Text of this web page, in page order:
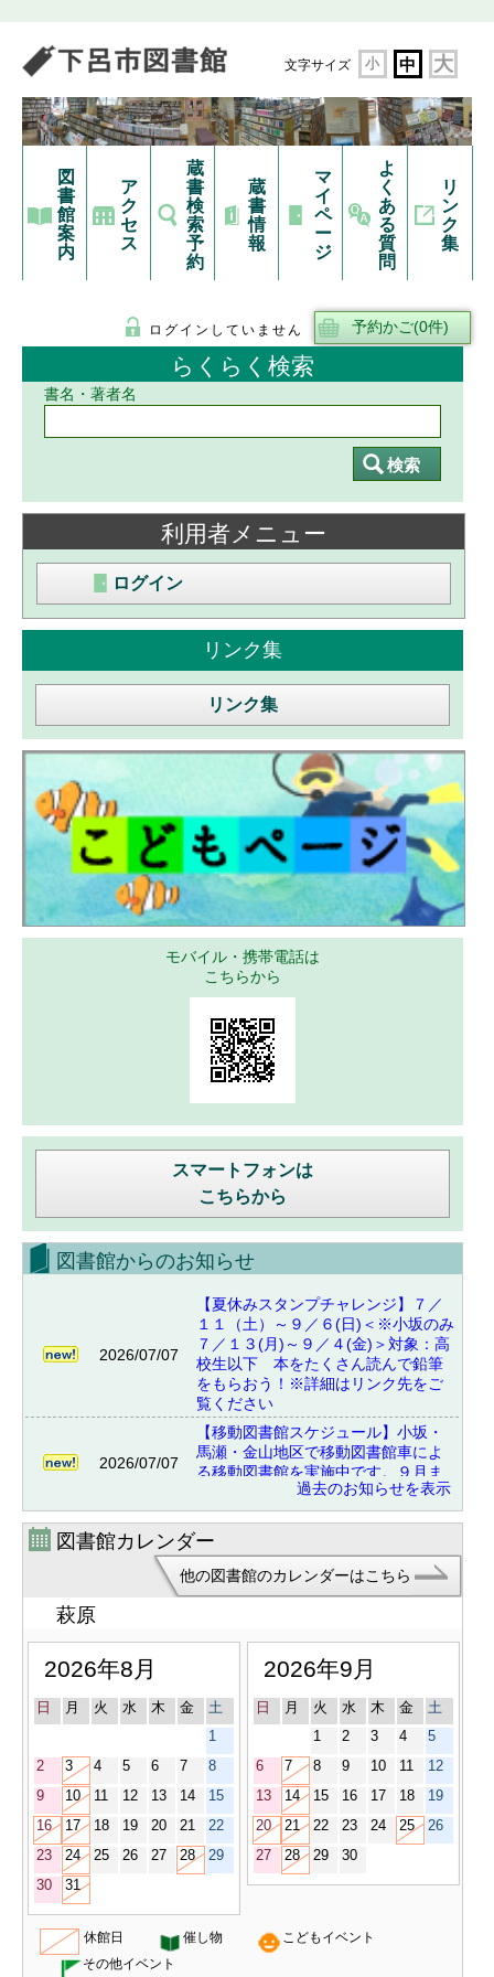
文字サイズ 小 中 大
図
書
館
案
内
ア
ク
セ
ス
蔵
書
検
索
予
約
蔵
書
情
報
マ
イ
ペ
ー
ジ
よ
く
あ
る
質
問
リ
ン
ク
集
ログインしていません
らくらく検索
書名・著者名
利用者メニュー
ログイン
リンク集
リンク集
モバイル・携帯電話は
こちらから
スマートフォンは
こちらから
図書館からのお知らせ
2026/07/07
【夏休みスタンプチャレンジ】７／
１１（土）～９／６(日)＜※小坂のみ
７／１３(月)～９／４(金)＞対象：高
校生以下 本をたくさん読んで鉛筆
をもらおう！※詳細はリンク先をご
覧ください
2026/07/07
【移動図書館スケジュール】小坂・
馬瀬・金山地区で移動図書館車によ
る移動図書館を実施中です。９月ま
での詳しいスケジュールはこちら。
2026/04/17
【令和８年度購読雑誌一覧】
2026/04/17
2024/04/11
【プロジェクタ・デジタルビューア
の貸出について】※詳細は各図書館
過去のお知らせを表示
図書館カレンダー
他の図書館のカレンダーはこちら
萩原
2026年8月
日 月 火 水 木 金
土
1
2
3 4 5 6 7
8
9
10 11 12 13 14
15
16
17 18 19 20 21
22
23
24 25 26 27 28
29
30
31
2026年9月
日 月 火 水 木 金
土
1
2 3 4
5
6
7 8 9 10 11
12
13
14 15 16 17 18
19
20
21 22 23 24 25
26
27
28 29 30
休館日 催し物
こどもイベント
その他イベント